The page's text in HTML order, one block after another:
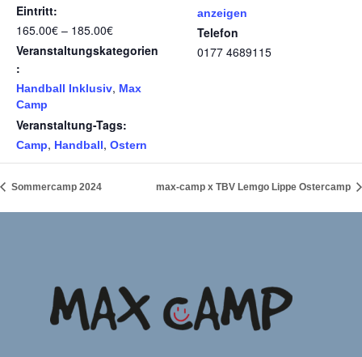
Eintritt:
165.00€ – 185.00€
Veranstaltungskategorien
:
Handball Inklusiv, Max
Camp
Veranstaltung-Tags:
Camp, Handball, Ostern
anzeigen
Telefon
0177 4689115
Sommercamp 2024 max-camp x TBV Lemgo Lippe Ostercamp